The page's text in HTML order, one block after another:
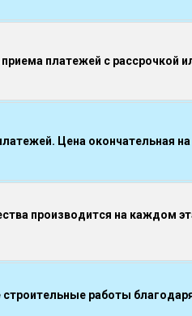
платежей с рассрочкой
Цена окончательная
производится на каждом
строительные работы